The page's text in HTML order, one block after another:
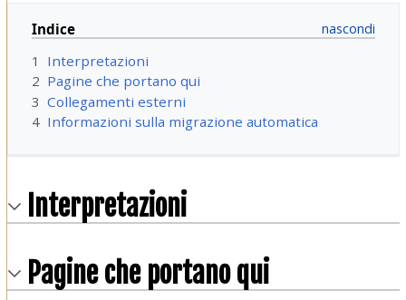
Indice
1
Interpretazioni
2 Pagine che portano qui
3 Collegamenti esterni
4 Informazioni sulla migrazione automatica
Interpretazioni
Pagine che portano qui